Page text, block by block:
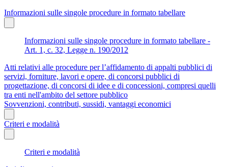
Informazioni sulle singole procedure in formato tabellare
Informazioni sulle singole procedure in formato tabellare -
Art. 1, c. 32, Legge n. 190/2012
Atti relativi alle procedure per l’affidamento di appalti pubblici di
servizi, forniture, lavori e opere, di concorsi pubblici di
progettazione, di concorsi di idee e di concessioni, compresi quelli
tra enti nell'ambito del settore pubblico
Sovvenzioni, contributi, sussidi, vantaggi economici
Criteri e modalità
Criteri e modalità